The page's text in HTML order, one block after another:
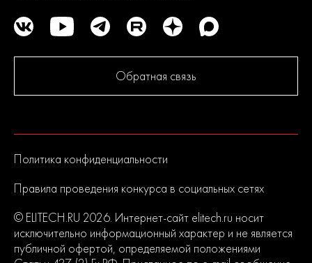
Обратная связь
Политика конфиденциальности
Правила проведения конкурса в социальных сетях
© ELITECH.RU 2026. Интернет-сайт elitech.ru носит
исключительно информационный характер и не является
публичной офертой, определяемой положениями